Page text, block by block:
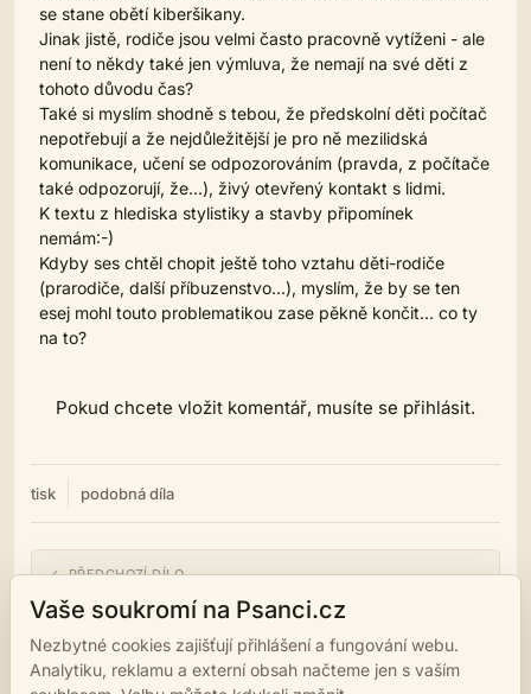
se stane obětí kiberšikany.
Jinak jistě, rodiče jsou velmi často pracovně vytíženi - ale
není to někdy také jen výmluva, že nemají na své děti z
tohoto důvodu čas?
Také si myslím shodně s tebou, že předskolní děti počítač
nepotřebují a že nejdůležitější je pro ně mezilidská
komunikace, učení se odpozorováním (pravda, z počítače
také odpozorují, že...), živý otevřený kontakt s lidmi.
K textu z hlediska stylistiky a stavby připomínek
nemám:-)
Kdyby ses chtěl chopit ještě toho vztahu děti-rodiče
(prarodiče, další příbuzenstvo...), myslím, že by se ten
esej mohl touto problematikou zase pěkně končit... co ty
na to?
Pokud chcete vložit komentář, musíte se přihlásit.
tisk podobná díla
← PŘEDCHOZÍ DÍLO
Dlhé rukávy
NÁSLEDUJÍCÍ DÍLO →
Všetko, čo mám
Vaše soukromí na Psanci.cz
Nezbytné cookies zajišťují přihlášení a fungování webu.
Analytiku, reklamu a externí obsah načteme jen s vaším